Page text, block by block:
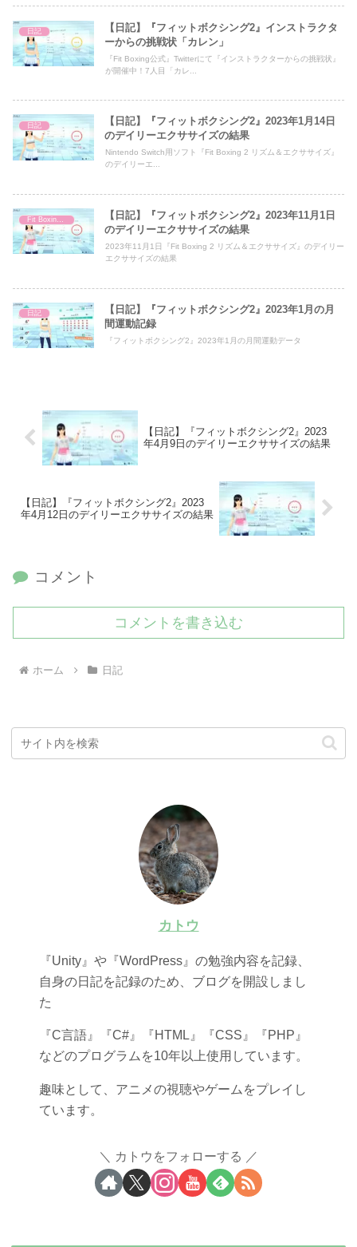
日記
【日記】『フィットボクシング2』インストラクタ
ーからの挑戦状「カレン」
『Fit Boxing公式』Twitterにて『インストラクターからの挑戦状』
が開催中！7人目「カレ...
日記
【日記】『フィットボクシング2』2023年1月14日
のデイリーエクササイズの結果
Nintendo Switch用ソフト『Fit Boxing 2 リズム＆エクササイズ』
のデイリーエ...
【日記】『フィットボクシング2』2023年11月1日
のデイリーエクササイズの結果
2023年11月1日『Fit Boxing 2 リズム＆エクササイズ』のデイリー
エクササイズの結果
日記
【日記】『フィットボクシング2』2023年1月の月
間運動記録
『フィットボクシング2』2023年1月の月間運動データ
【日記】『フィットボクシング2』2023
年4月9日のデイリーエクササイズの結果
【日記】『フィットボクシング2』2023
年4月12日のデイリーエクササイズの結果
コメント
コメントを書き込む
ホーム 日記
カトウ
『Unity』や『WordPress』の勉強内容を記録、
自身の日記を記録のため、ブログを開設しまし
た
『C言語』『C#』『HTML』『CSS』『PHP』
などのプログラムを10年以上使用しています。
趣味として、アニメの視聴やゲームをプレイし
ています。
カトウをフォローする